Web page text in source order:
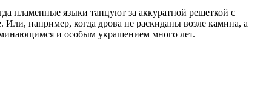
пламенные языки танцуют за аккуратной решеткой с
например, когда дрова не раскиданы возле камина, а
и особым украшением много лет.